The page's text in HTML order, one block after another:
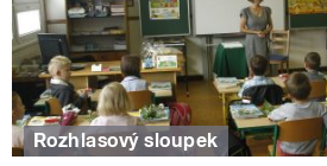
Rozhlasový sloupek